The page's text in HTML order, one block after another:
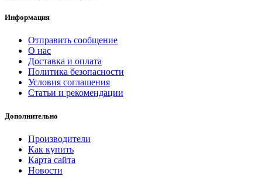
Информация
Отправить сообщение
О нас
Доставка и оплата
Политика безопасности
Условия соглашения
Статьи и рекомендации
Дополнительно
Производители
Как купить
Карта сайта
Новости